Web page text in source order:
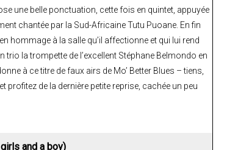
une belle ponctuation, cette fois en quintet, appuyée
chantée par la Sud-Africaine Tutu Puoane. En fin
hommage à la salle qu’il affectionne et qui lui rend
la trompette de l’excellent Stéphane Belmondo en
à ce titre de faux airs de Mo’ Better Blues – tiens,
profitez de la dernière petite reprise, cachée un peu
and a boy)